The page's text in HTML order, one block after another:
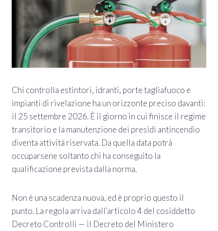
Chi controlla estintori, idranti, porte tagliafuoco e
impianti di rivelazione ha un orizzonte preciso davanti:
il 25 settembre 2026. È il giorno in cui finisce il regime
transitorio e la manutenzione dei presidi antincendio
diventa attività riservata. Da quella data potrà
occuparsene soltanto chi ha conseguito la
qualificazione prevista dalla norma.
Non è una scadenza nuova, ed è proprio questo il
punto. La regola arriva dall’articolo 4 del cosiddetto
Decreto Controlli — il Decreto del Ministero